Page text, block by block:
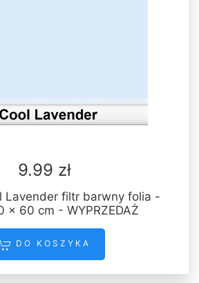
9.99 zł
Lavender filtr barwny folia -
x 60 cm - WYPRZEDAŻ
DO KOSZYKA